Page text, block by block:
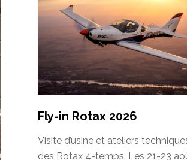
Fly-in Rotax 2026
Visite d’usine et ateliers
des Rotax 4-temps. Les 21-23